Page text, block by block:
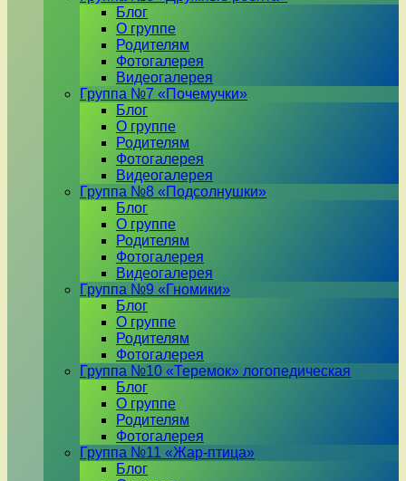
Блог
О группе
Родителям
Фотогалерея
Видеогалерея
Группа №7 «Почемучки»
Блог
О группе
Родителям
Фотогалерея
Видеогалерея
Группа №8 «Подсолнушки»
Блог
О группе
Родителям
Фотогалерея
Видеогалерея
Группа №9 «Гномики»
Блог
О группе
Родителям
Фотогалерея
Группа №10 «Теремок» логопедическая
Блог
О группе
Родителям
Фотогалерея
Группа №11 «Жар-птица»
Блог